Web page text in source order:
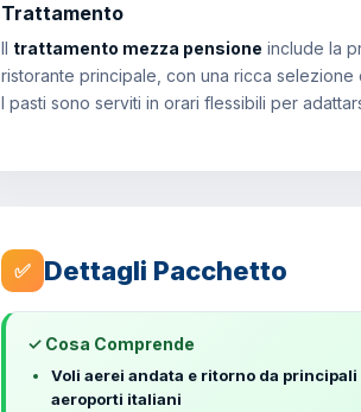
Trattamento
Il trattamento mezza pensione include la
ristorante principale, con una ricca
I pasti sono serviti in orari flessibili per
✅ Dettagli Pacchetto
✓ Cosa Comprende
Voli aerei andata e ritorno da principali
aeroporti italiani